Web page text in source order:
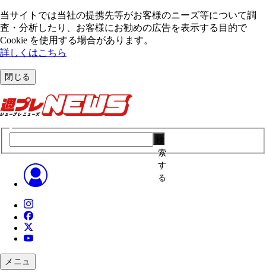
当サイトでは当社の提携先等がお客様のニーズ等について調
査・分析したり、お客様にお勧めの広告を表⽰する⽬的で
Cookie を使⽤する場合があります。
詳しくはこちら
閉じる
索
す
る
メニュ